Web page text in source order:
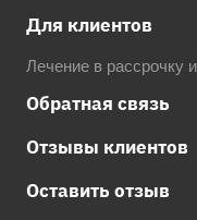
Для клиентов
Лечение в рассрочку
Обратная связь
Отзывы клиентов
Оставить отзыв